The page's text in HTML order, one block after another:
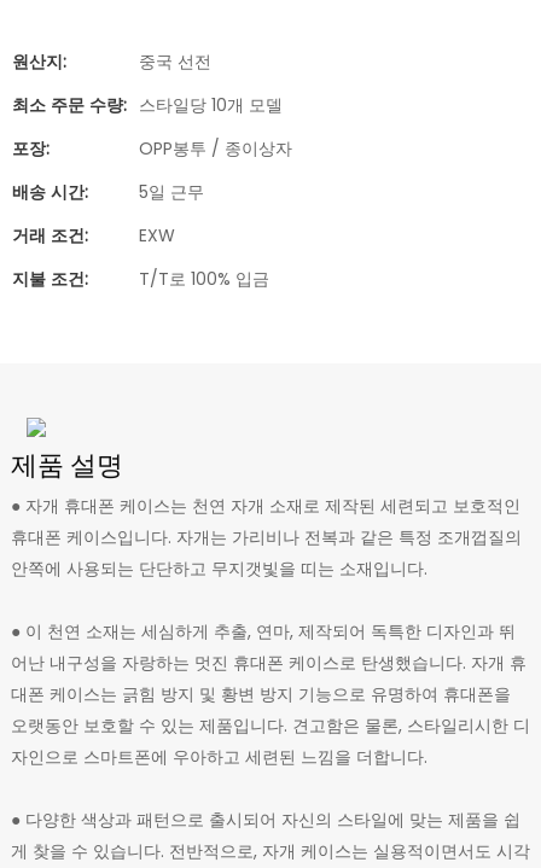
원산지:
중국 선전
최소 주문 수량: 스타일당 10개 모델
포장:
OPP봉투 / 종이상자
배송 시간:
5일 근무
거래 조건:
EXW
지불 조건:
T/T로 100% 입금
제품 설명
● 자개 휴대폰 케이스는 천연 자개 소재로 제작된 세련되고 보호적인
휴대폰 케이스입니다. 자개는 가리비나 전복과 같은 특정 조개껍질의
안쪽에 사용되는 단단하고 무지갯빛을 띠는 소재입니다.
● 이 천연 소재는 세심하게 추출, 연마, 제작되어 독특한 디자인과 뛰
어난 내구성을 자랑하는 멋진 휴대폰 케이스로 탄생했습니다. 자개 휴
대폰 케이스는 긁힘 방지 및 황변 방지 기능으로 유명하여 휴대폰을
오랫동안 보호할 수 있는 제품입니다. 견고함은 물론, 스타일리시한 디
자인으로 스마트폰에 우아하고 세련된 느낌을 더합니다.
● 다양한 색상과 패턴으로 출시되어 자신의 스타일에 맞는 제품을 쉽
게 찾을 수 있습니다. 전반적으로, 자개 케이스는 실용적이면서도 시각